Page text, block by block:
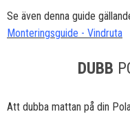
Se även denna guide
Monteringsguide - Vindruta
DUBB
Att dubba mattan på din